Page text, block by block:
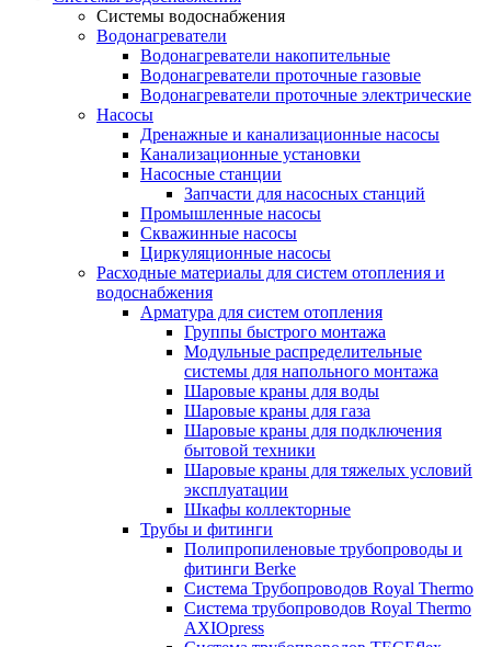
Системы водоснабжения
Водонагреватели
Водонагреватели накопительные
Водонагреватели проточные газовые
Водонагреватели проточные электрические
Насосы
Дренажные и канализационные насосы
Канализационные установки
Насосные станции
Запчасти для насосных станций
Промышленные насосы
Скважинные насосы
Циркуляционные насосы
Расходные материалы для систем отопления и
водоснабжения
Арматура для систем отопления
Группы быстрого монтажа
Модульные распределительные
системы для напольного монтажа
Шаровые краны для воды
Шаровые краны для газа
Шаровые краны для подключения
бытовой техники
Шаровые краны для тяжелых условий
эксплуатации
Шкафы коллекторные
Трубы и фитинги
Полипропиленовые трубопроводы и
фитинги Berke
Система Трубопроводов Royal Thermo
Система трубопроводов Royal Thermo
AXIOpress